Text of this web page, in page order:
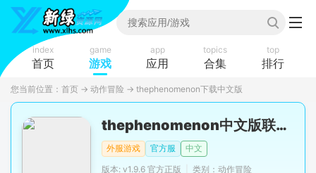
index
首页
game
游戏
app
应用
topics
合集
top
排行
您当前位置： 首页 → 动作冒险 → thephenomenon下载中文版
thephenomenon中文版联机1.96
外服游戏 官方服
中文
版本: v1.9.6 官方正版
类别：动作冒险